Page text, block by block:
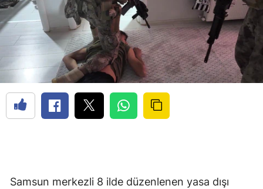
Samsun merkezli 8 ilde düzenlenen yasa dışı